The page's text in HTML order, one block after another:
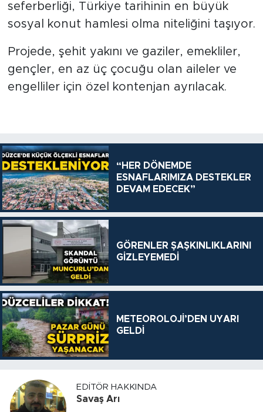
seferberliği, Türkiye tarihinin en büyük
sosyal konut hamlesi olma niteliğini taşıyor.
Projede, şehit yakını ve gaziler, emekliler,
gençler, en az üç çocuğu olan aileler ve
engelliler için özel kontenjan ayrılacak.
“HER DÖNEMDE
ESNAFLARIMIZA DESTEKLER
DEVAM EDECEK”
GÖRENLER ŞAŞKINLIKLARINI
GİZLEYEMEDİ
METEOROLOJİ’DEN UYARI
GELDİ
EDITÖR HAKKINDA
Savaş Arı